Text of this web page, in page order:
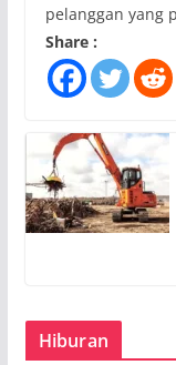
pelanggan yang
Share :
Hiburan